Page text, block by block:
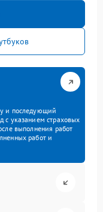
и последующий
с указанием страховых
выполнения работ
работ и